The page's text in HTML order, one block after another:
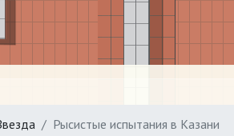
Рысистые испытания в Казани